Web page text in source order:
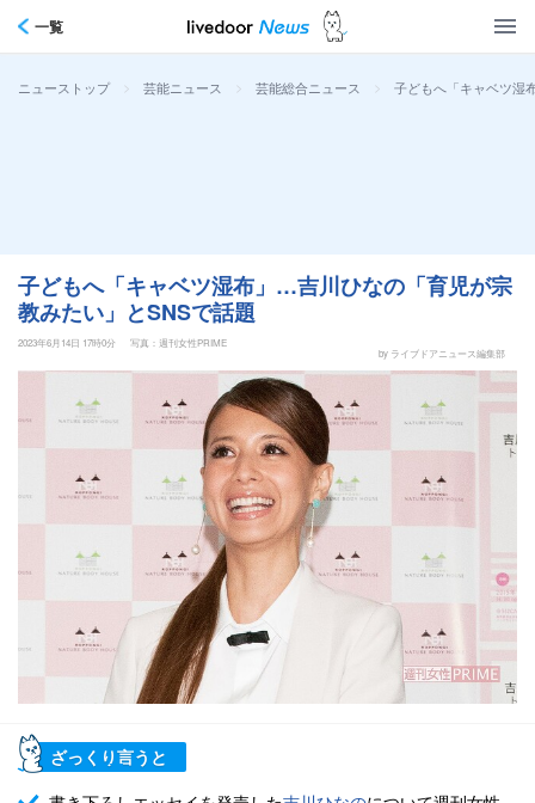
一覧
ニューストップ > 芸能ニュース > 芸能総合ニュース > 子どもへ「キャベツ湿
子どもへ「キャベツ湿布」…吉川ひなの「育児が宗
教みたい」とSNSで話題
2023年6月14日 17時0分
写真：週刊女性PRIME
by ライブドアニュース編集部
ざっくり言うと